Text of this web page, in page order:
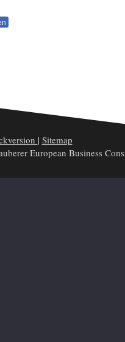
| Sitemap
European Business